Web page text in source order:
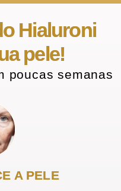
Hialuroni
pele!
poucas semanas
A PELE